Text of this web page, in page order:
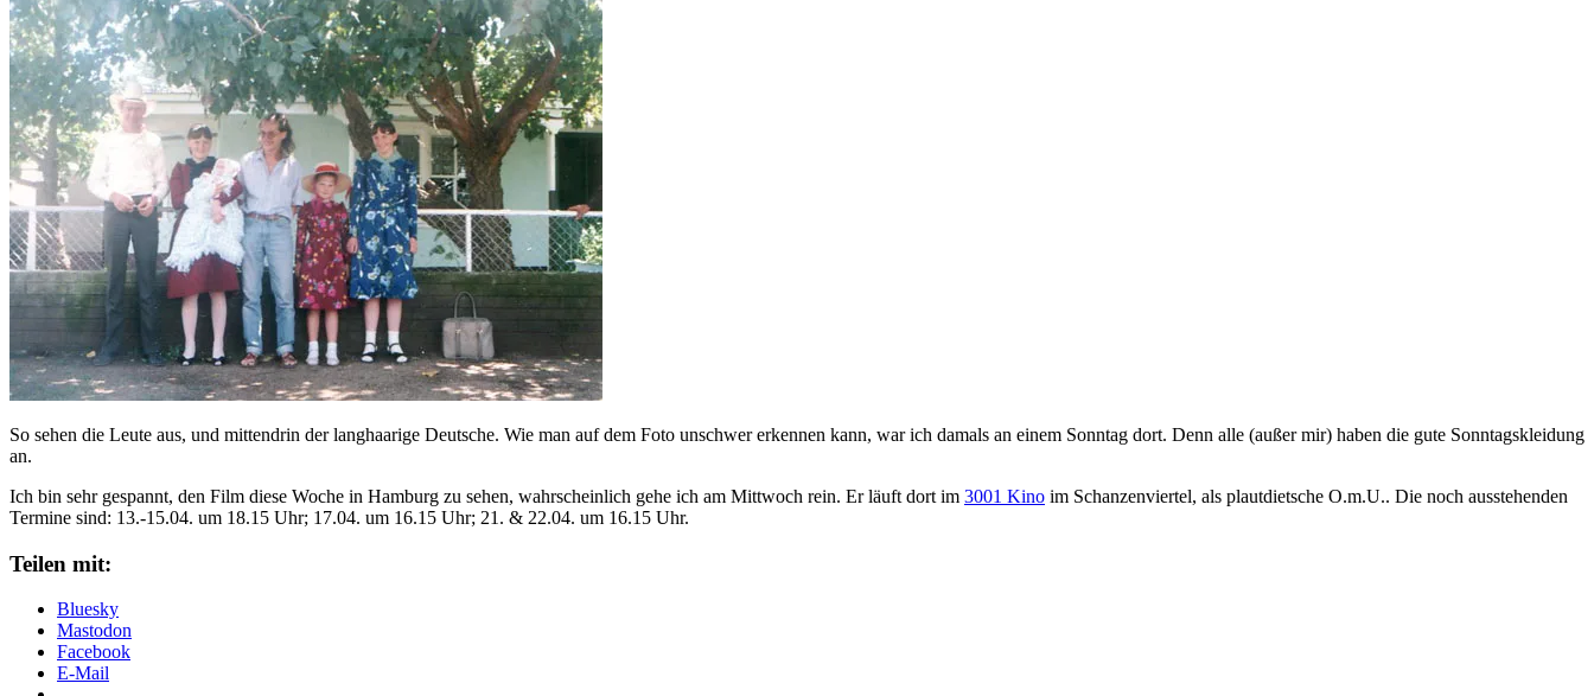
So sehen die Leute aus, und mittendrin der langhaarige Deutsche. Wie man auf dem Foto unschwer erkennen kann, war ich damals an einem Sonntag dort. Denn alle (außer mir) haben die gute Sonntagskleidung
an.
Ich bin sehr gespannt, den Film diese Woche in Hamburg zu sehen, wahrscheinlich gehe ich am Mittwoch rein. Er läuft dort im 3001 Kino im Schanzenviertel, als plautdietsche O.m.U.. Die noch ausstehenden
Termine sind: 13.-15.04. um 18.15 Uhr; 17.04. um 16.15 Uhr; 21. & 22.04. um 16.15 Uhr.
Teilen mit:
Bluesky
Mastodon
Facebook
E-Mail